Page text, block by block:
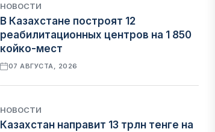
НОВОСТИ
В Казахстане построят 12
реабилитационных центров на 1 850
койко-мест
07 АВГУСТА, 2026
НОВОСТИ
Казахстан направит 13 трлн тенге на